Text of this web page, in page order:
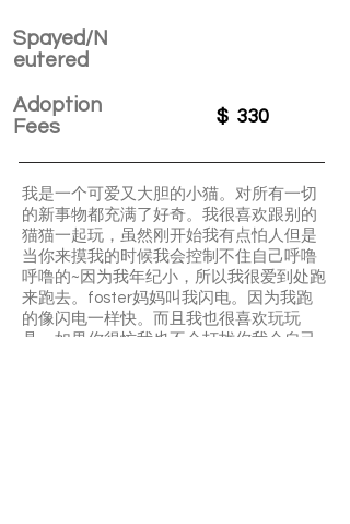
Spayed/N
eutered
Adoption
Fees
$ 330
我是一个可爱又大胆的小猫。对所有一切
的新事物都充满了好奇。我很喜欢跟别的
猫猫一起玩，虽然刚开始我有点怕人但是
当你来摸我的时候我会控制不住自己呼噜
呼噜的~因为我年纪小，所以我很爱到处跑
来跑去。foster妈妈叫我闪电。因为我跑
的像闪电一样快。而且我也很喜欢玩玩
具。如果你很忙我也不会打扰你我会自己